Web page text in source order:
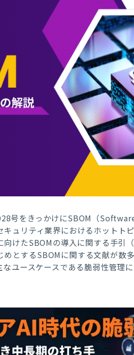
号をきっかけにSBOM （
ュリティ業界におけるホットト
けたSBOMの導入に関する手引
めとするSBOMに関する文献が数
なユースケースである脆弱性管理